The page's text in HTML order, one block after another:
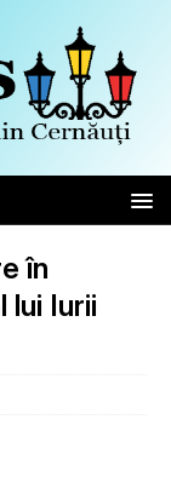
în
lui Iurii